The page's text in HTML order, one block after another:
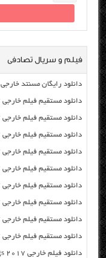
فیلم و سریال تصادفی
دانلود رایگان مسنتد خارجی Britney Ever After 2017 با لینک مستقیم
دانلود مستقیم فیلم خارجی OK Jaanu 2017 از سرور سایت
دانلود مستقیم فیلم خارجی John Wick: Chapter 2 2017 از سرور سایت
دانلود مستقیم فیلم خارجی Cross Wars 2017 از سرور سایت
دانلود مستقیم فیلم خارجی Fifty Shades Darker 2017 از سرور سایت
دانلود مستقیم فیلم خارجی From Straight As 2017 از سرور سایت
دانلود مستقیم فیلم خارجی Zeroville 2017 از سرور سایت
دانلود مستقیم فیلم خارجی The Mummy 2017 از سرور سایت
دانلود مستقیم فیلم خارجی The Fate of the Furious 2017 از سرور سایت
دانلود مستقیم فیلم خارجی Running Wild 2017 از سرور سایت
دانلود فیلم خارجی Rings 2017 از سرور سایت